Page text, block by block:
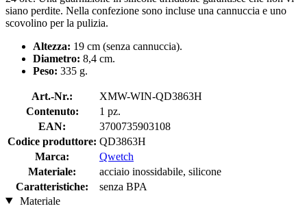
siano perdite. Nella confezione sono incluse una cannuccia e uno
scovolino per la pulizia.
Altezza: 19 cm (senza cannuccia).
Diametro: 8,4 cm.
Peso: 335 g.
Art.-Nr.:
XMW-WIN-QD3863H
Contenuto:
1 pz.
EAN:
3700735903108
Codice produttore: QD3863H
Marca:
Qwetch
Materiale:
acciaio inossidabile, silicone
Caratteristiche:
senza BPA
Materiale